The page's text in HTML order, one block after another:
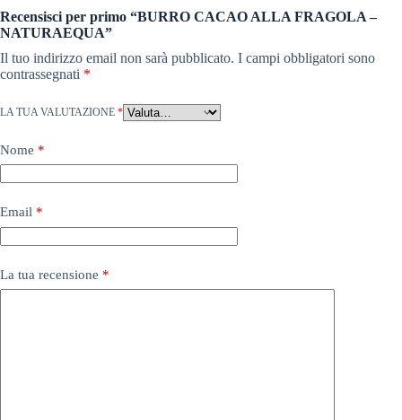
Recensisci per primo “BURRO CACAO ALLA FRAGOLA –
NATURAEQUA”
Il tuo indirizzo email non sarà pubblicato. I campi obbligatori sono
contrassegnati *
LA TUA VALUTAZIONE *
Nome *
Email *
La tua recensione *